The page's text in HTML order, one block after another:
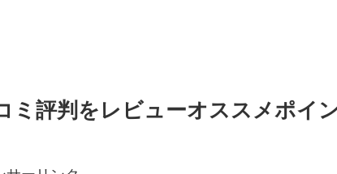
ミ評判をレビューオススメポイ